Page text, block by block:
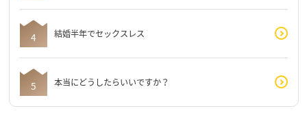
結婚半年でセックスレス
本当にどうしたらいいですか？